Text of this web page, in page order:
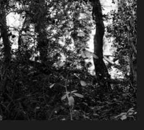
80 x 60 cm, 2014
View